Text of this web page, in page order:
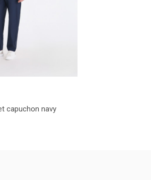
capuchon navy